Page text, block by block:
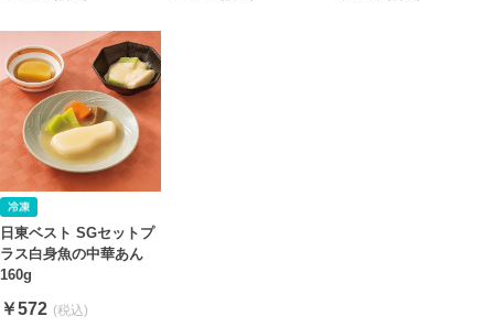
日東ベスト SGセットプ
ラス白身魚の中華あん
160g
￥572